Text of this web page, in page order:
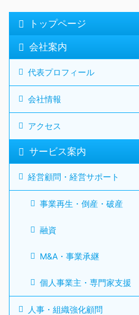
トップページ
会社案内
代表プロフィール
会社情報
アクセス
サービス案内
経営顧問・経営サポート
事業再生・倒産・破産
融資
M&A・事業承継
個人事業主・専門家支援
人事・組織強化顧問